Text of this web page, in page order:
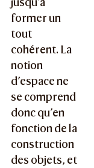
former un
tout
cohérent. La
notion
d’espace ne
se comprend
donc qu’en
fonction de la
construction
des objets, et